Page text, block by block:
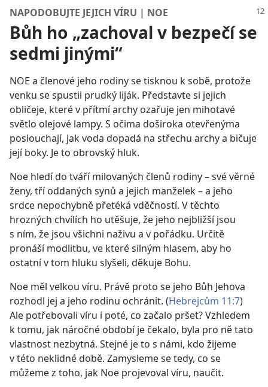
NAPODOBUJTE JEJICH VÍRU | NOE
Bůh ho „zachoval v bezpečí se
sedmi jinými“
NOE a členové jeho rodiny se tisknou k sobě, protože
venku se spustil prudký liják. Představte si jejich
obličeje, které v přítmí archy ozařuje jen mihotavé
světlo olejové lampy. S očima doširoka otevřenýma
poslouchají, jak voda dopadá na střechu archy a bičuje
její boky. Je to obrovský hluk.
Noe hledí do tváří milovaných členů rodiny – své věrné
ženy, tří oddaných synů a jejich manželek – a jeho
srdce nepochybně přetéká vděčností. V těchto
hrozných chvílích ho utěšuje, že jeho nejbližší jsou
s ním, že jsou všichni naživu a v pořádku. Určitě
pronáší modlitbu, ve které silným hlasem, aby ho
ostatní v tom hluku slyšeli, děkuje Bohu.
Noe měl velkou víru. Právě proto se jeho Bůh Jehova
rozhodl jej a jeho rodinu ochránit. (Hebrejcům 11:7)
Ale potřebovali víru i poté, co začalo pršet? Vzhledem
k tomu, jak náročné období je čekalo, byla pro ně tato
vlastnost nezbytná. Stejné je to s námi, kdo žijeme
v této neklidné době. Zamysleme se tedy, co se
můžeme z toho, jak Noe projevoval víru, naučit.